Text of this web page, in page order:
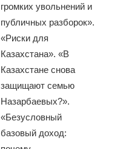
громких увольнений и
публичных разборок».
«Риски для
Казахстана». «В
Казахстане снова
защищают семью
Назарбаевых?».
«Безусловный
базовый доход: